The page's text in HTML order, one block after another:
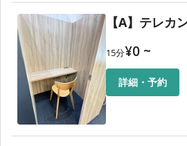
【A】テレカ
15分¥0 ~
詳細・予約